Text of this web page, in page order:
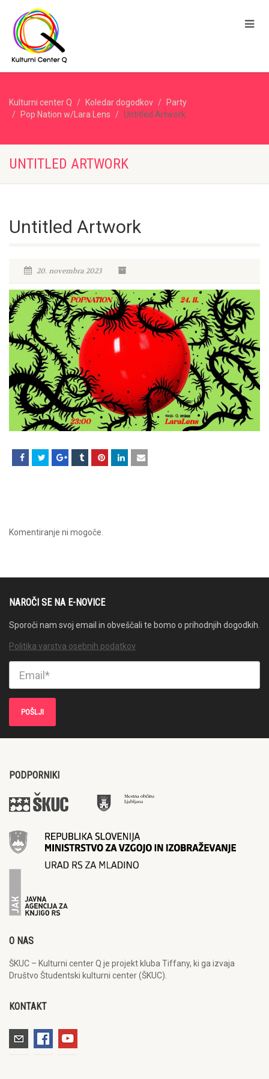
Kulturni center Q Koledar dogodkov
Party
Pop Nation w/Lara Lens
Untitled Artwork
UNTITLED ARTWORK
Untitled Artwork
20. novembra 2023
Komentiranje ni mogoče.
NAROČI SE NA E-NOVICE
Sporoči nam svoj email in obveščali te bomo o prihodnjih dogodkih.
Politika varstva osebnih podatkov
PODPORNIKI
O NAS
ŠKUC – Kulturni center Q je projekt kluba Tiffany, ki ga izvaja
Društvo Študentski kulturni center (ŠKUC).
KONTAKT